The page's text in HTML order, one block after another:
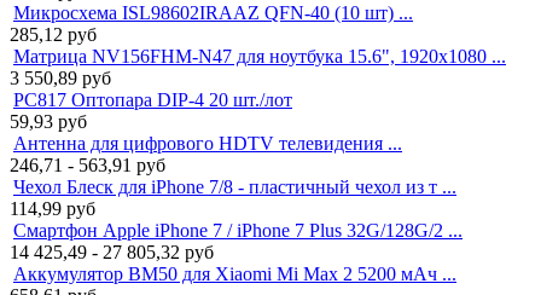
Микросхема ISL98602IRAAZ QFN-40 (10 шт) ...
285,12 руб
Матрица NV156FHM-N47 для ноутбука 15.6", 1920x1080 ...
3 550,89 руб
PC817 Оптопара DIP-4 20 шт./лот
59,93 руб
Антенна для цифрового HDTV телевидения ...
246,71 - 563,91 руб
Чехол Блеск для iPhone 7/8 - пластичный чехол из т ...
114,99 руб
Смартфон Apple iPhone 7 / iPhone 7 Plus 32G/128G/2 ...
14 425,49 - 27 805,32 руб
Аккумулятор BM50 для Xiaomi Mi Max 2 5200 мАч ...